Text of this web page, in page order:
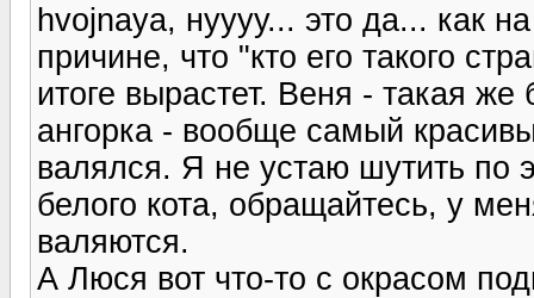
hvojnaya, нуууу... это да... как
причине, что "кто его такого
итоге вырастет. Веня - такая
ангорка - вообще самый
валялся. Я не устаю шутить по
белого кота, обращайтесь, у
валяются.
А Люся вот что-то с окрасом